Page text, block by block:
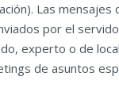
Las mensajes
por el
experto o de
de asuntos